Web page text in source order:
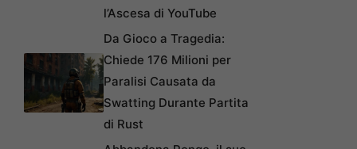
l’Ascesa di YouTube
Da Gioco a Tragedia:
Chiede 176 Milioni per
Paralisi Causata da
Swatting Durante Partita
di Rust